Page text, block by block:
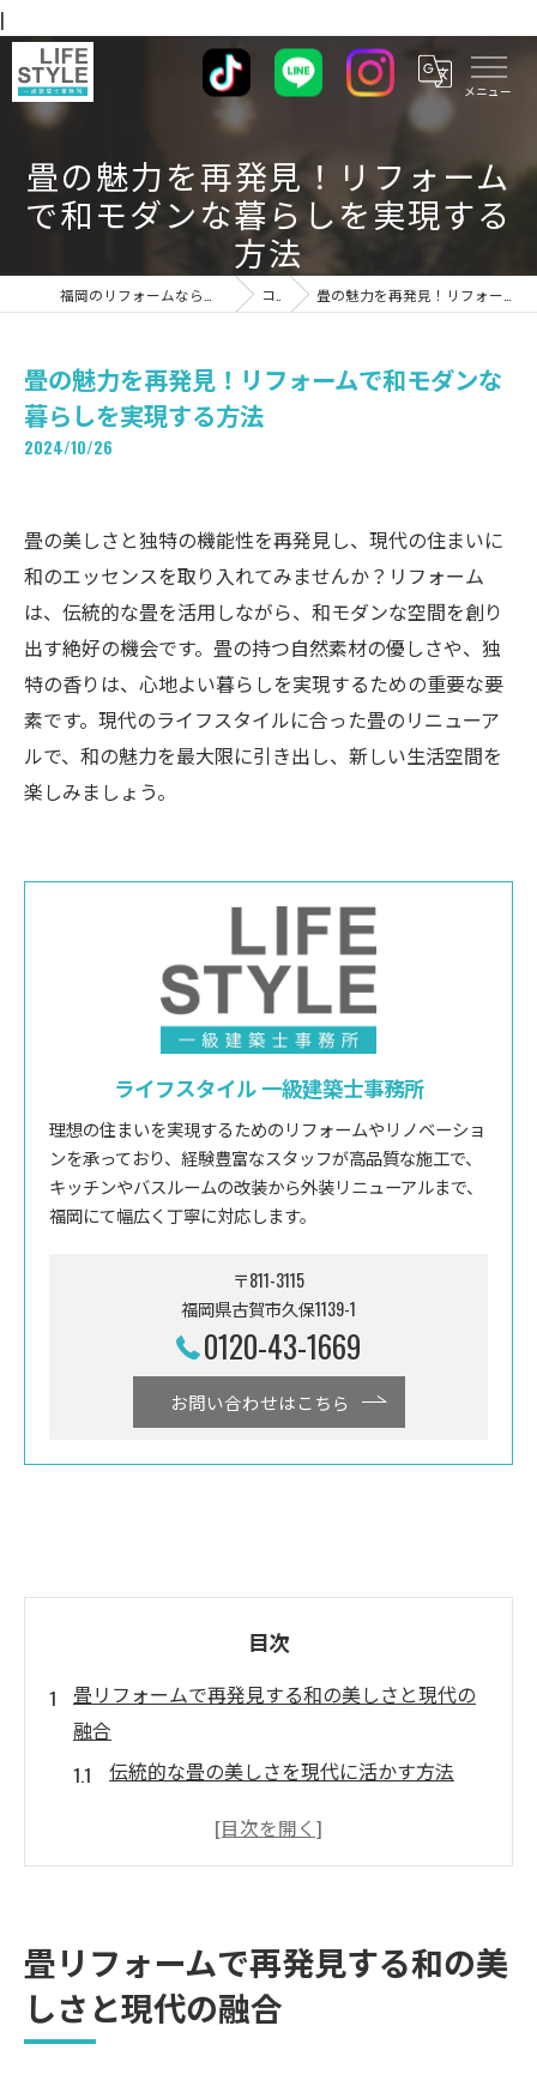
|
畳の魅力を再発見！リフォーム
で和モダンな暮らしを実現する
方法
コラム 畳の魅力を再発見！リフォームで和モダンな暮らしを実現する方法
畳の魅力を再発見！リフォームで和モダンな
暮らしを実現する方法
2024/10/26
畳の美しさと独特の機能性を再発見し、現代の住まいに
和のエッセンスを取り入れてみませんか？リフォーム
は、伝統的な畳を活用しながら、和モダンな空間を創り
出す絶好の機会です。畳の持つ自然素材の優しさや、独
特の香りは、心地よい暮らしを実現するための重要な要
素です。現代のライフスタイルに合った畳のリニューア
ルで、和の魅力を最大限に引き出し、新しい生活空間を
楽しみましょう。
ライフスタイル 一級建築士事務所
理想の住まいを実現するためのリフォームやリノベーショ
ンを承っており、経験豊富なスタッフが高品質な施工で、
キッチンやバスルームの改装から外装リニューアルまで、
福岡にて幅広く丁寧に対応します。
〒811-3115
福岡県古賀市久保1139-1
0120-43-1669
お問い合わせはこちら
目次
畳リフォームで再発見する和の美しさと現代の
融合
伝統的な畳の美しさを現代に活かす方法
現代建築における畳リフォームの役割
畳の質感と色合いが生む独自の空間
畳のリフォームで魅せる和モダンの魅力
和モダンなリフォームで畳の魅力を最大限に引
畳リフォームで再発見する和の美
しさと現代の融合